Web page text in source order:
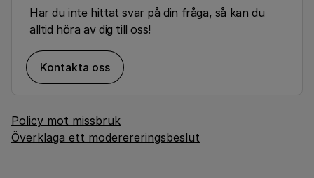
Har du inte hittat svar på din fråga, så kan du
alltid höra av dig till oss!
Kontakta oss
Policy mot missbruk
Överklaga ett moderereringsbeslut